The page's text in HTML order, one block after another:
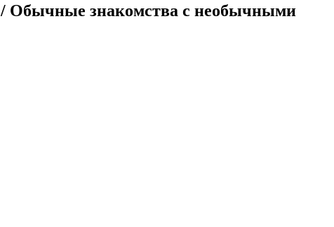
/ Обычные знакомства с необычными